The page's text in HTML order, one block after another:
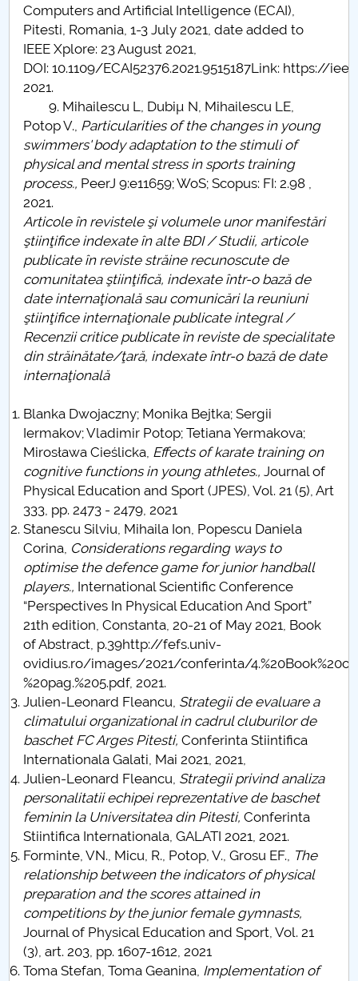
Computers and Artificial Intelligence (ECAI),
Pitesti, Romania, 1-3 July 2021, date added to
IEEE Xplore: 23 August 2021,
DOI: 10.1109/ECAI52376.2021.9515187Link: https://
2021.
9. Mihailescu L, Dubiµ N, Mihailescu LE,
Potop V., Particularities of the changes in young
swimmers' body adaptation to the stimuli of
physical and mental stress in sports training
process., PeerJ 9:e11659; WoS; Scopus: FI: 2.98 ,
2021.
Articole în revistele şi volumele unor manifestări
ştiinţifice indexate în alte BDI / Studii, articole
publicate în reviste străine recunoscute de
comunitatea ştiinţifică, indexate într-o bază de
date internaţională sau comunicări la reuniuni
ştiinţifice internaţionale publicate integral /
Recenzii critice publicate în reviste de specialitate
din străinătate/ţară, indexate într-o bază de date
internaţională
Blanka Dwojaczny; Monika Bejtka; Sergii
Iermakov; Vladimir Potop; Tetiana Yermakova;
Mirosława Cieślicka, Effects of karate training on
cognitive functions in young athletes.,Journal of
Physical Education and Sport (JPES), Vol. 21 (5), Art
333, pp. 2473 - 2479, 2021
Stanescu Silviu, Mihaila Ion, Popescu Daniela
Corina, Considerations regarding ways to
optimise the defence game for junior handball
players., International Scientific Conference
“Perspectives In Physical Education And Sport”
21th edition, Constanta, 20-21 of May 2021, Book
of Abstract, p.39http://fefs.univ-
ovidius.ro/images/2021/conferinta/
%20pag.%205.pdf, 2021.
Julien-Leonard Fleancu, Strategii de evaluare a
climatului organizational in cadrul cluburilor de
baschet FC Arges Pitesti,Conferinta Stiintifica
Internationala Galati, Mai 2021, 2021,
Julien-Leonard Fleancu, Strategii privind analiza
personalitatii echipei reprezentative de baschet
feminin la Universitatea din Pitesti,Conferinta
Stiintifica Internationala, GALATI 2021, 2021.
Forminte, VN., Micu, R., Potop, V., Grosu EF., The
relationship between the indicators of physical
preparation and the scores attained in
competitions by the junior female gymnasts,
Journal of Physical Education and Sport, Vol. 21
(3), art. 203, pp. 1607-1612, 2021
Toma Stefan, Toma Geanina, Implementation of